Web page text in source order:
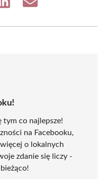
Share
Share
co najlepsze!
na Facebooku,
o lokalnych
zdanie się liczy -